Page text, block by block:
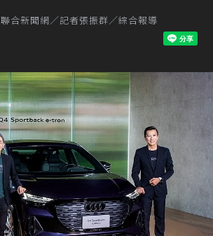
聯合新聞網／記者張振群／綜合報導